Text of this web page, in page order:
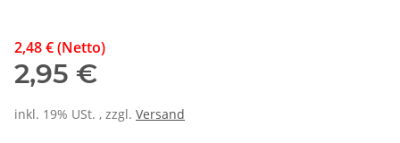
2,48 € (Netto)
2,95 €
inkl. 19% USt. , zzgl. Versand